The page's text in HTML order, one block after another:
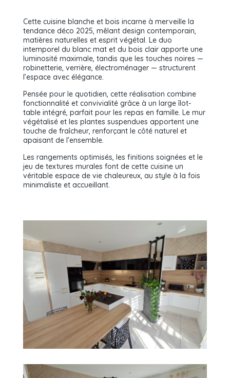
Cette cuisine blanche et bois incarne à merveille la
tendance déco 2025, mêlant design contemporain,
matières naturelles et esprit végétal. Le duo
intemporel du blanc mat et du bois clair apporte une
luminosité maximale, tandis que les touches noires —
robinetterie, verrière, électroménager — structurent
l’espace avec élégance.
Pensée pour le quotidien, cette réalisation combine
fonctionnalité et convivialité grâce à un large îlot-
table intégré, parfait pour les repas en famille. Le mur
végétalisé et les plantes suspendues apportent une
touche de fraîcheur, renforçant le côté naturel et
apaisant de l’ensemble.
Les rangements optimisés, les finitions soignées et le
jeu de textures murales font de cette cuisine un
véritable espace de vie chaleureux, au style à la fois
minimaliste et accueillant.